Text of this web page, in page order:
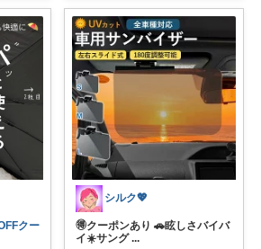
クー
シルク💖
🉐クーポンあり 🚗眩しさバイバ
イ☀️サング ...